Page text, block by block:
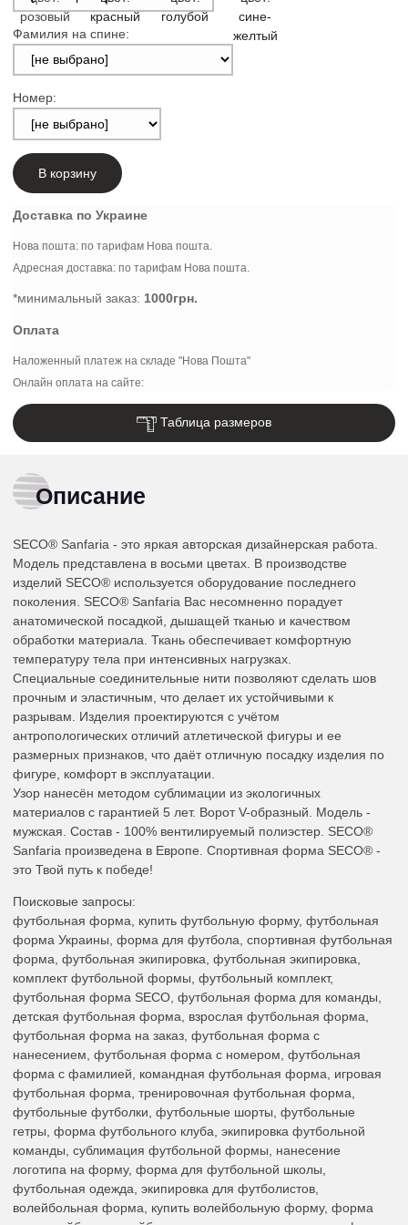
Фамилия на спине:
Номер:
В корзину
Доставка по Украине
Нова пошта: по тарифам Нова пошта.
Адресная доставка: по тарифам Нова пошта.
*минимальный заказ: 1000грн.
Оплата
Наложенный платеж на складе "Нова Пошта"
Онлайн оплата на сайте:
Таблица размеров
Описание
SECO® Sanfaria - это яркая авторская дизайнерская работа.
Модель представлена в восьми цветах. В производстве
изделий SECO® используется оборудование последнего
поколения. SECO® Sanfaria Вас несомненно порадует
анатомической посадкой, дышащей тканью и качеством
обработки материала. Ткань обеспечивает комфортную
температуру тела при интенсивных нагрузках.
Специальные соединительные нити позволяют сделать шов
прочным и эластичным, что делает их устойчивыми к
разрывам. Изделия проектируются с учётом
антропологических отличий атлетической фигуры и ее
размерных признаков, что даёт отличную посадку изделия по
фигуре, комфорт в эксплуатации.
Узор нанесён методом сублимации из экологичных
материалов с гарантией 5 лет. Ворот V-образный. Модель -
мужская. Состав - 100% вентилируемый полиэстер. SECO®
Sanfaria произведена в Европе. Спортивная форма SECO® -
это Твой путь к победе!
Поисковые запросы:
футбольная форма, купить футбольную форму, футбольная
форма Украины, форма для футбола, спортивная футбольная
форма, футбольная экипировка, футбольная экипировка,
комплект футбольной формы, футбольный комплект,
футбольная форма SECO, футбольная форма для команды,
детская футбольная форма, взрослая футбольная форма,
футбольная форма на заказ, футбольная форма с
нанесением, футбольная форма с номером, футбольная
форма с фамилией, командная футбольная форма, игровая
футбольная форма, тренировочная футбольная форма,
футбольные футболки, футбольные шорты, футбольные
гетры, форма футбольного клуба, экипировка футбольной
команды, сублимация футбольной формы, нанесение
логотипа на форму, форма для футбольной школы,
футбольная одежда, экипировка для футболистов,
волейбольная форма, купить волейбольную форму, форма